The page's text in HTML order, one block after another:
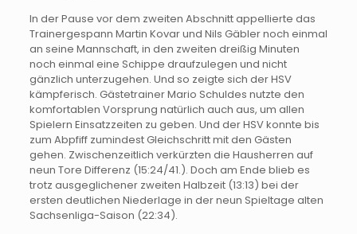
In der Pause vor dem zweiten Abschnitt appellierte das
Trainergespann Martin Kovar und Nils Gäbler noch einmal
an seine Mannschaft, in den zweiten dreißig Minuten
noch einmal eine Schippe draufzulegen und nicht
gänzlich unterzugehen. Und so zeigte sich der HSV
kämpferisch. Gästetrainer Mario Schuldes nutzte den
komfortablen Vorsprung natürlich auch aus, um allen
Spielern Einsatzzeiten zu geben. Und der HSV konnte bis
zum Abpfiff zumindest Gleichschritt mit den Gästen
gehen. Zwischenzeitlich verkürzten die Hausherren auf
neun Tore Differenz (15:24/41.). Doch am Ende blieb es
trotz ausgeglichener zweiten Halbzeit (13:13) bei der
ersten deutlichen Niederlage in der neun Spieltage alten
Sachsenliga-Saison (22:34).